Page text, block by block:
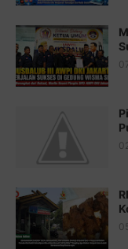
Juz 19 ⇨http://
Juz 20 ⇨http://j.mp/
Juz 21 ⇨http://j.mp/
http://
http://
Juz 25 ⇨http://
Juz 26 ⇨http://j.mp/